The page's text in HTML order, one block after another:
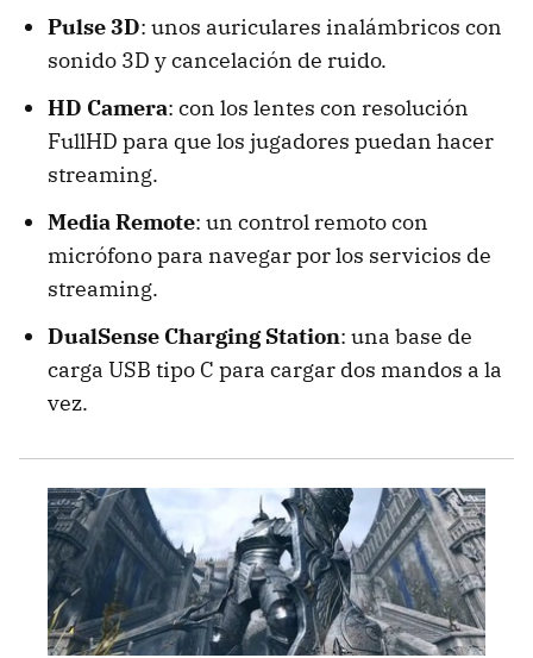
Pulse 3D: unos auriculares inalámbricos con
sonido 3D y cancelación de ruido.
HD Camera: con los lentes con resolución
FullHD para que los jugadores puedan hacer
streaming.
Media Remote: un control remoto con
micrófono para navegar por los servicios de
streaming.
DualSense Charging Station: una base de
carga USB tipo C para cargar dos mandos a la
vez.